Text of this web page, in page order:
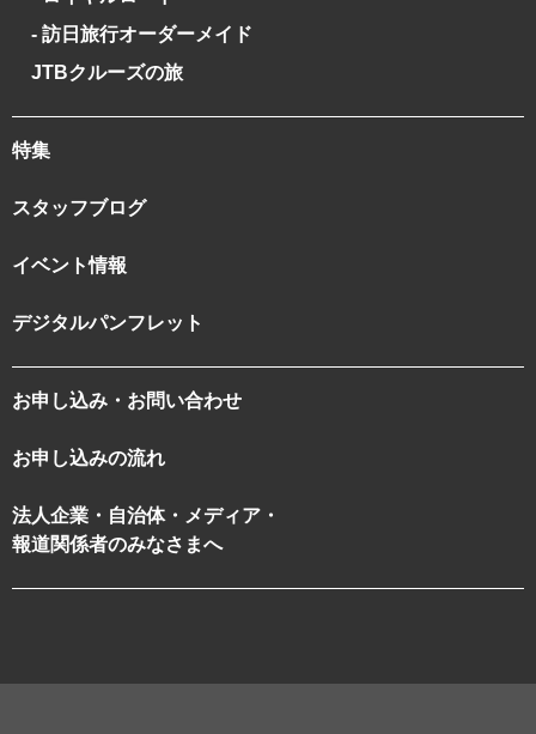
- 訪日旅行オーダーメイド
JTBクルーズの旅
特集
スタッフブログ
イベント情報
デジタルパンフレット
お申し込み・お問い合わせ
お申し込みの流れ
法人企業・自治体・メディア・
報道関係者のみなさまへ